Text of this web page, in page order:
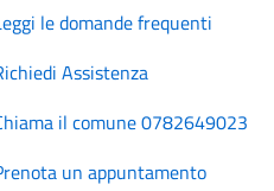
le domande frequenti
Assistenza
il comune 0782649023
un appuntamento